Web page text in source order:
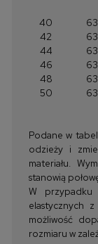
40 63
42
63
44
63
46
63
48
63
50
63
Podane w
odzieży i
materiału.
stanowią
W
elastycznych
możliwość
rozmiaru w